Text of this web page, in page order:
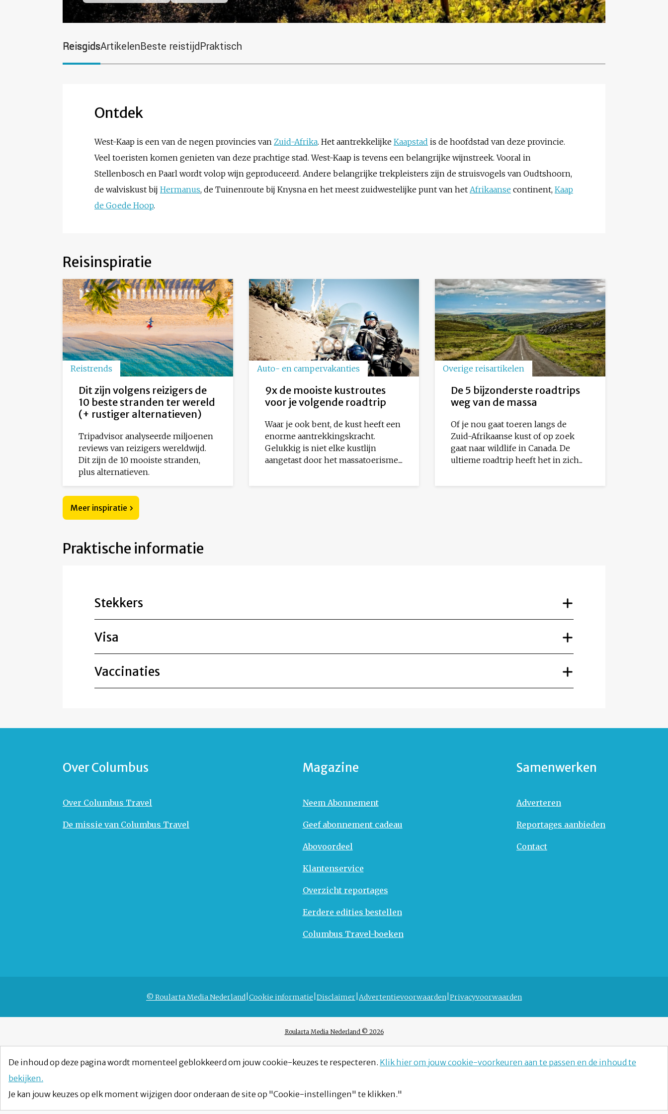
ReisgidsArtikelenBeste reistijdPraktisch
Ontdek
West-Kaap is een van de negen provincies van Zuid-Afrika. Het aantrekkelijke Kaapstad is de hoofdstad van deze provincie.
Veel toeristen komen genieten van deze prachtige stad. West-Kaap is tevens een belangrijke wijnstreek. Vooral in
Stellenbosch en Paarl wordt volop wijn geproduceerd. Andere belangrijke trekpleisters zijn de struisvogels van Oudtshoorn,
de walviskust bij Hermanus, de Tuinenroute bij Knysna en het meest zuidwestelijke punt van het Afrikaanse continent, Kaap
de Goede Hoop.
Reisinspiratie
Reistrends
Dit zijn volgens reizigers de
10 beste stranden ter wereld
(+ rustiger alternatieven)
Tripadvisor analyseerde miljoenen
reviews van reizigers wereldwijd.
Dit zijn de 10 mooiste stranden,
plus alternatieven.
Auto- en campervakanties
9x de mooiste kustroutes
voor je volgende roadtrip
Waar je ook bent, de kust heeft een
enorme aantrekkingskracht.
Gelukkig is niet elke kustlijn
aangetast door het massatoerisme....
Overige reisartikelen
De 5 bijzonderste roadtrips
weg van de massa
Of je nou gaat toeren langs de
Zuid-Afrikaanse kust of op zoek
gaat naar wildlife in Canada. De
ultieme roadtrip heeft het in zich...
Meer inspiratie
Praktische informatie
Stekkers
Visa
Vaccinaties
Over Columbus
Over Columbus Travel
De missie van Columbus Travel
Magazine
Neem Abonnement
Geef abonnement cadeau
Abovoordeel
Klantenservice
Overzicht reportages
Eerdere edities bestellen
Columbus Travel-boeken
Samenwerken
Adverteren
Reportages aanbieden
Contact
© Roularta Media Nederland Cookie informatie Disclaimer Advertentievoorwaarden Privacyvoorwaarden
Roularta Media Nederland © 2026
De inhoud op deze pagina wordt momenteel geblokkeerd om jouw cookie-keuzes te respecteren. Klik hier om jouw cookie-voorkeuren aan te passen en de inhoud te
bekijken.
Je kan jouw keuzes op elk moment wijzigen door onderaan de site op "Cookie-instellingen" te klikken."